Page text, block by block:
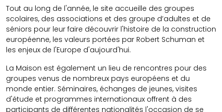
Tout au long de l'année, le site accueille des groupes
scolaires, des associations et des groupe d’adultes et de
séniors pour leur faire découvrir l'histoire de la construction
européenne, les valeurs portées par Robert Schuman et
les enjeux de l'Europe d'aujourd'hui.
La Maison est également un lieu de rencontres pour des
groupes venus de nombreux pays européens et du
monde entier. Séminaires, échanges de jeunes, visites
d'étude et programmes internationaux offrent à des
participants de différentes nationalités l'occasion de se